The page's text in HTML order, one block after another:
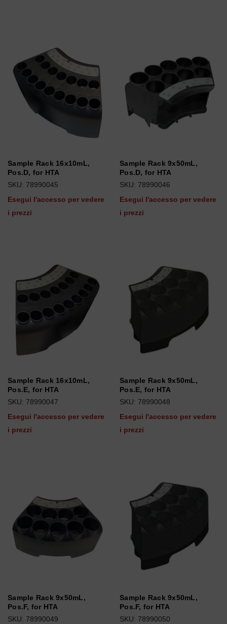
Sample Rack 16x10mL,
Pos.D, for HTA
SKU: 78990045
Esegui l'accesso per vedere
i prezzi
Sample Rack 9x50mL,
Pos.D, for HTA
SKU: 78990046
Esegui l'accesso per vedere
i prezzi
Sample Rack 16x10mL,
Pos.E, for HTA
SKU: 78990047
Esegui l'accesso per vedere
i prezzi
Sample Rack 9x50mL,
Pos.E, for HTA
SKU: 78990048
Esegui l'accesso per vedere
i prezzi
Sample Rack 9x50mL,
Pos.F, for HTA
SKU: 78990049
Sample Rack 9x50mL,
Pos.F, for HTA
SKU: 78990050